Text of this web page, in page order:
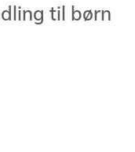
til børn